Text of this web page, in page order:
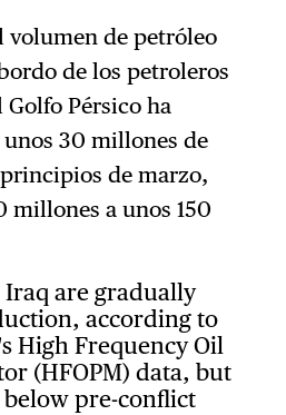
volumen de petróleo
de los petroleros
Golfo Pérsico ha
30 millones de
de marzo,
millones a unos 150
are gradually
according to
High Frequency Oil
(HFOPM) data, but
pre-conflict